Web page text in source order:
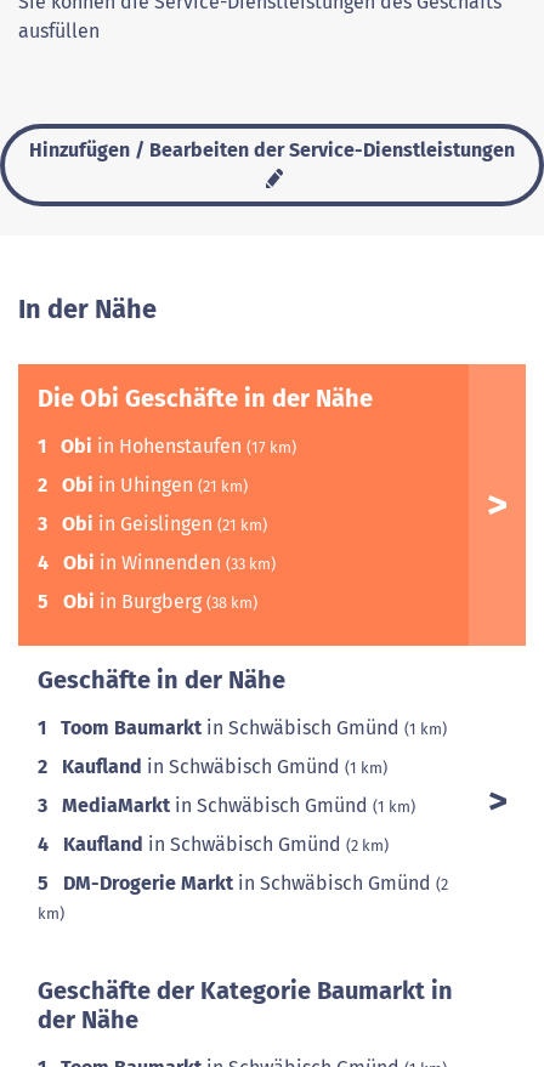
ausfüllen
Hinzufügen / Bearbeiten der Service-Dienstleistungen
In der Nähe
Die Obi Geschäfte in der Nähe
1 Obi in Hohenstaufen (17 km)
2 Obi in Uhingen (21 km)
3 Obi in Geislingen (21 km)
4 Obi in Winnenden (33 km)
5 Obi in Burgberg (38 km)
Geschäfte in der Nähe
1 Toom Baumarkt in Schwäbisch Gmünd (1 km)
2 Kaufland in Schwäbisch Gmünd (1 km)
3 MediaMarkt in Schwäbisch Gmünd (1 km)
4 Kaufland in Schwäbisch Gmünd (2 km)
5 DM-Drogerie Markt in Schwäbisch Gmünd (2
km)
Geschäfte der Kategorie Baumarkt in
der Nähe